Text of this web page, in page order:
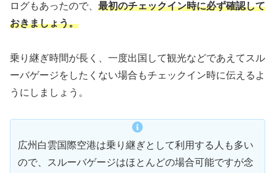
ログもあったので、 最初のチェックイン時に必ず確認して
おきましょう。
乗り継ぎ時間が長く、一度出国して観光などであえてスル
ーバゲージをしたくない場合もチェックイン時に伝えるよ
うにしましょう。
広州白雲国際空港は乗り継ぎとして利用する人も多い
ので、スルーバゲージはほとんどの場合可能ですが念